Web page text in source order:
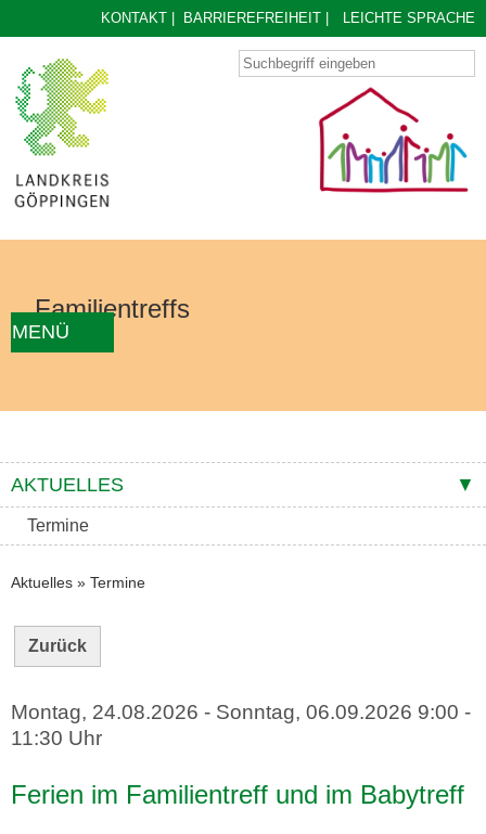
KONTAKT BARRIEREFREIHEIT LEICHTE SPRACHE
MENÜ
KONZEPT KONTAKTE
Familientreffs
AKTUELLES
Termine
Aktuelles » Termine
Zurück
Montag, 24.08.2026 - Sonntag, 06.09.2026 9:00 -
11:30 Uhr
Ferien im Familientreff und im Babytreff